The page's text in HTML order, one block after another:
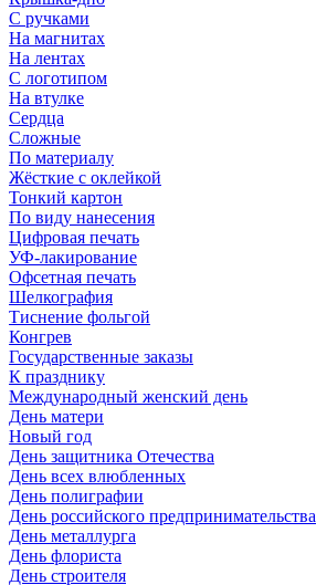
С ручками
На магнитах
На лентах
С логотипом
На втулке
Сердца
Сложные
По материалу
Жёсткие с оклейкой
Тонкий картон
По виду нанесения
Цифровая печать
УФ-лакирование
Офсетная печать
Шелкография
Тиснение фольгой
Конгрев
Государственные заказы
К празднику
Международный женский день
День матери
Новый год
День защитника Отечества
День всех влюбленных
День полиграфии
День российского предпринимательства
День металлурга
День флориста
День строителя